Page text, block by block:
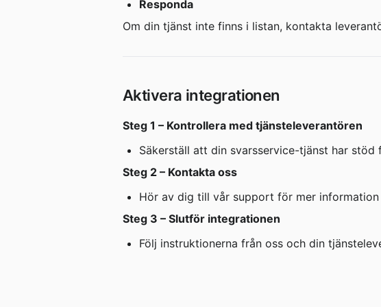
Responda
Om din tjänst inte finns i listan, kontakta
Aktivera integrationen
Steg 1 – Kontrollera med tjänsteleverantören
Säkerställ att din svarsservice-tjänst har stöd
Steg 2 – Kontakta oss
Hör av dig till vår support för mer
Steg 3 – Slutför integrationen
Följ instruktionerna från oss och din